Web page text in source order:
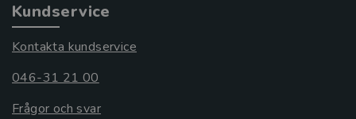
Kundservice
Kontakta kundservice
046-31 21 00
Frågor och svar